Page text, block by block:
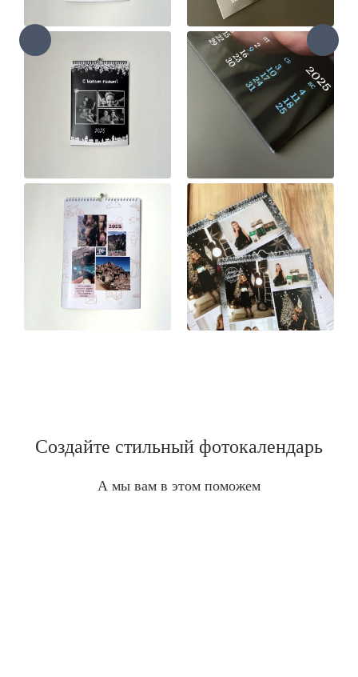
Создайте стильный фотокалендарь
А мы вам в этом поможем